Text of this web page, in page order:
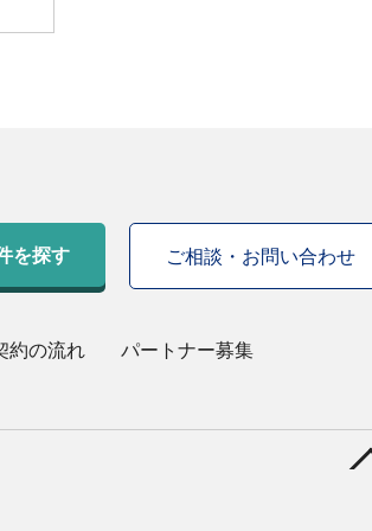
を探す ご相談・お問い合わせ
約の流れ パートナー募集